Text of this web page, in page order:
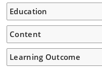
Education
Content
Learning Outcome